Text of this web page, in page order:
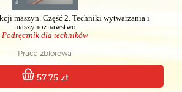
maszyn. Część 2. Techniki wytwarzania i
maszynoznawstwo
Podręcznik dla techników
Praca zbiorowa
57.75 zł